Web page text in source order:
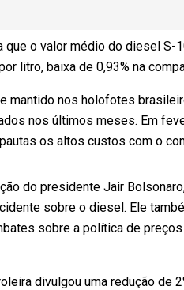
que o valor médio do diesel
litro, baixa de 0,93% na
mantido nos holofotes
nos últimos meses. Em
os altos custos com o
do presidente Jair
sobre o diesel. Ele
sobre a política de
divulgou uma redução de